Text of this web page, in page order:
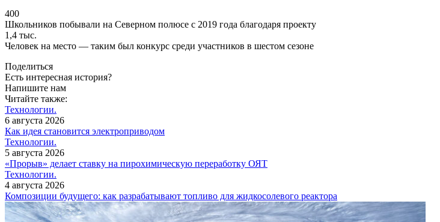
400
Школьников побывали на Северном полюсе с 2019 года благодаря проекту
1,4 тыс.
Человек на место — таким был конкурс среди участников в шестом сезоне
Поделиться
Есть интересная история?
Напишите нам
Читайте также:
Технологии.
6 августа 2026
Как идея становится электроприводом
Технологии.
5 августа 2026
«Прорыв» делает ставку на пирохимическую переработку ОЯТ
Технологии.
4 августа 2026
Композиции будущего: как разрабатывают топливо для жидкосолевого реактора